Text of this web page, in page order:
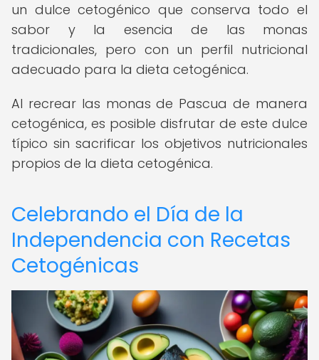
un dulce cetogénico que conserva todo el
sabor y la esencia de las monas
tradicionales, pero con un perfil nutricional
adecuado para la dieta cetogénica.
Al recrear las monas de Pascua de manera
cetogénica, es posible disfrutar de este dulce
típico sin sacrificar los objetivos nutricionales
propios de la dieta cetogénica.
Celebrando el Día de la
Independencia con Recetas
Cetogénicas